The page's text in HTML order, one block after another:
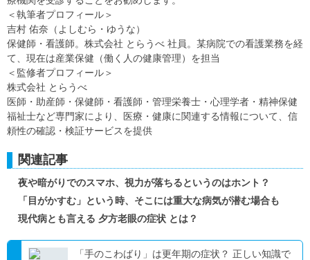
＜執筆者プロフィール＞
吉村 佑奈（よしむら・ゆうな）
保健師・看護師。株式会社 とらうべ 社員。某病院での看護業務を経
て、現在は産業保健（働く人の健康管理）を担当
＜監修者プロフィール＞
株式会社 とらうべ
医師・助産師・保健師・看護師・管理栄養士・心理学者・精神保健
福祉士など専門家により、医療・健康に関連する情報について、信
頼性の確認・検証サービスを提供
関連記事
夜や暗がりでのスマホ、視力が落ちるというのはホント？
「目がかすむ」という時、そこには重大な病気が潜む場合も
現代病とも言える 夕方老眼の症状 とは？
「手のこわばり」は更年期の症状？ 正しい知識で